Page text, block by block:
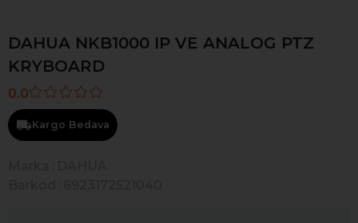
DAHUA NKB1000 IP VE ANALOG PTZ
KRYBOARD
0.0
Kargo Bedava